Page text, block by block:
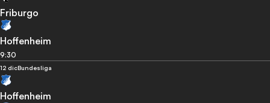
Friburgo
Hoffenheim
9:30
12 dicBundesliga
Hoffenheim